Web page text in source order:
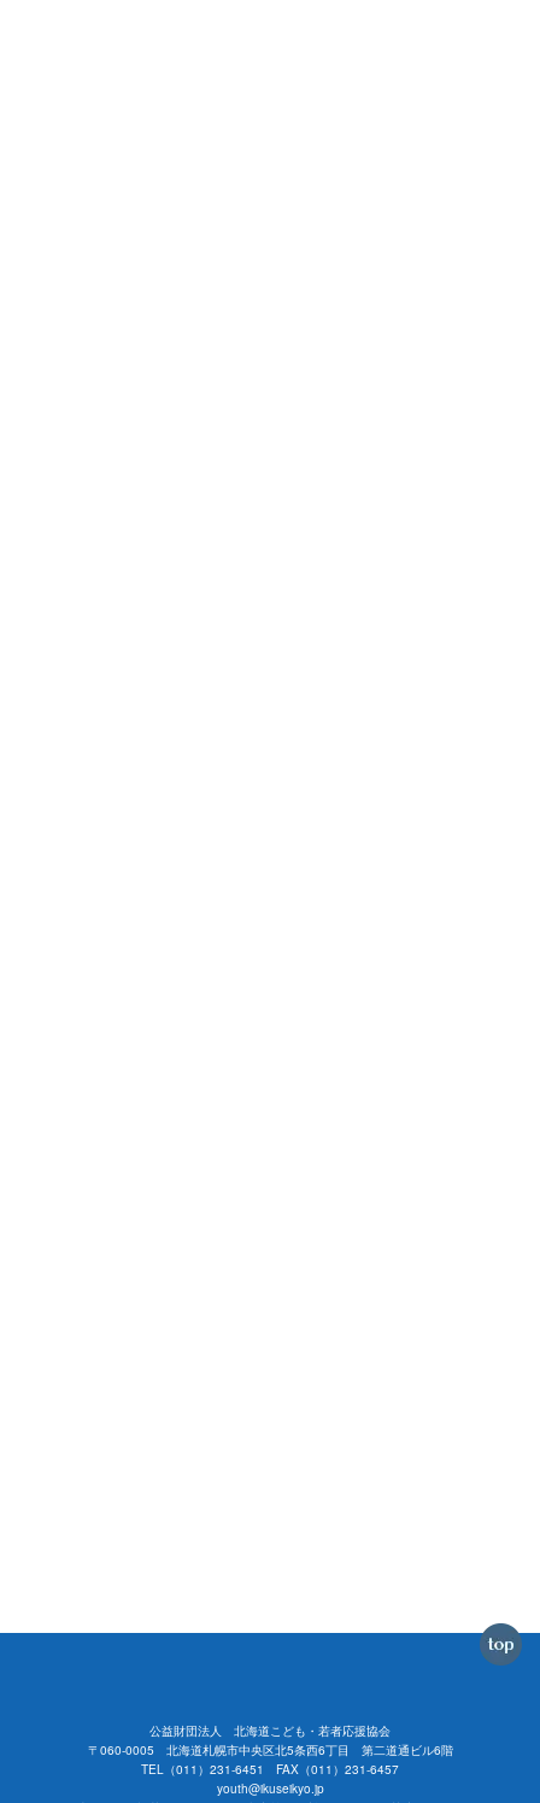
公益財団法人 北海道こども・若者応援協会
〒060-0005 北海道札幌市中央区北5条西6丁目 第二道通ビル6階
TEL（011）231-6451 FAX（011）231-6457
youth@ikuseikyo.jp